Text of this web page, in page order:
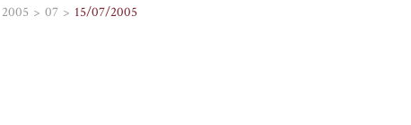
2005 07 15/07/2005